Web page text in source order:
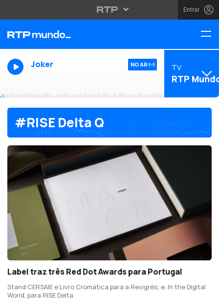
Entrar
Joker NO AR TV
RTP
#RISE Delta Q
Label traz três Red Dot Awards para Portugal
Stand CERSAIE e Livro Cromática para a Revigrés; e, In the Digital
World, para RISE Delta